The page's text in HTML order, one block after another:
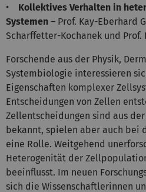
• Kollektives Verhalten in
Systemen – Prof. Kay-Eberhard
Scharffetter-Kochanek und Prof.
Forschende aus der Physik,
Systembiologie interessieren
Eigenschaften komplexer
Entscheidungen von Zellen
Zellentscheidungen sind aus
bekannt, spielen aber auch bei
eine Rolle. Weitgehend
Heterogenität der
beeinflusst. Im neuen
sich die Wissenschaftlerinnen